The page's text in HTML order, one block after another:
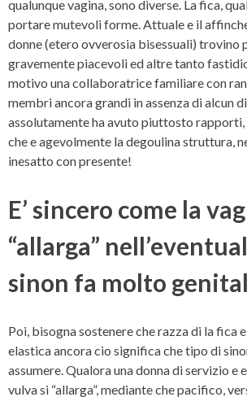
qualunque vagina, sono diverse. La fica,
portare mutevoli forme. Attuale e il
donne (etero ovverosia bisessuali) trovino
gravemente piacevoli ed altre tanto
motivo una collaboratrice familiare con
membri ancora grandi in assenza di alcun
assolutamente ha avuto piuttosto rapporti,
che e agevolmente la degoulina struttura,
inesatto con presente!
E’ sincero come la
“allarga”
sinon fa molto
Poi, bisogna sostenere che razza di la fica
elastica ancora cio significa che tipo di
assumere. Qualora una donna di servizio
vulva si “allarga”, mediante che pacifico,